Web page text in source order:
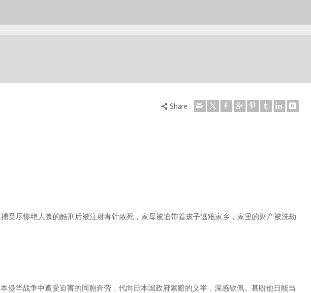
Share
受尽惨绝人寰的酷刑后被注射毒针致死，家母被迫带着孩子逃难家乡，家里的财产被洗劫
侵华战争中遭受迫害的同胞奔劳，代向日本国政府索赔的义举，深感钦佩。甚盼他日能当